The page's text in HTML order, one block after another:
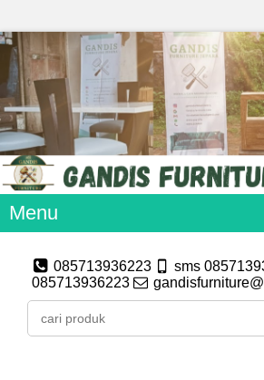
Menu
085713936223
sms
085713936223